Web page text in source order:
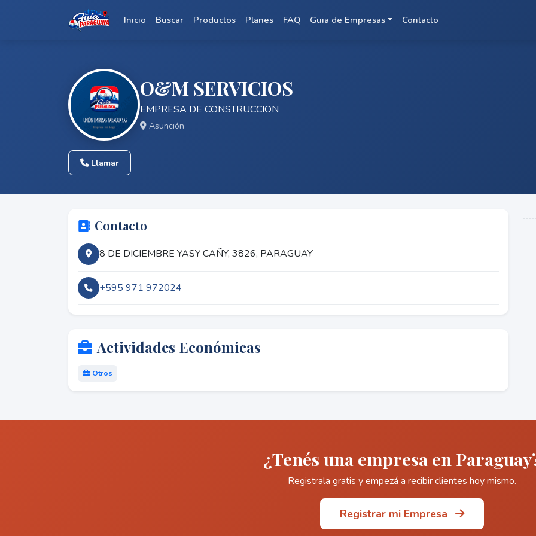
Inicio Buscar Productos Planes FAQ Guia de Empresas Contacto
O&M SERVICIOS
EMPRESA DE CONSTRUCCION
Asunción
Llamar
Contacto
8 DE DICIEMBRE YASY CAÑY, 3826, PARAGUAY
+595 971 972024
Actividades Económicas
Otros
¿Tenés una empresa en
Registrala gratis y empezá a recibir clientes hoy mismo.
Registrar mi Empresa